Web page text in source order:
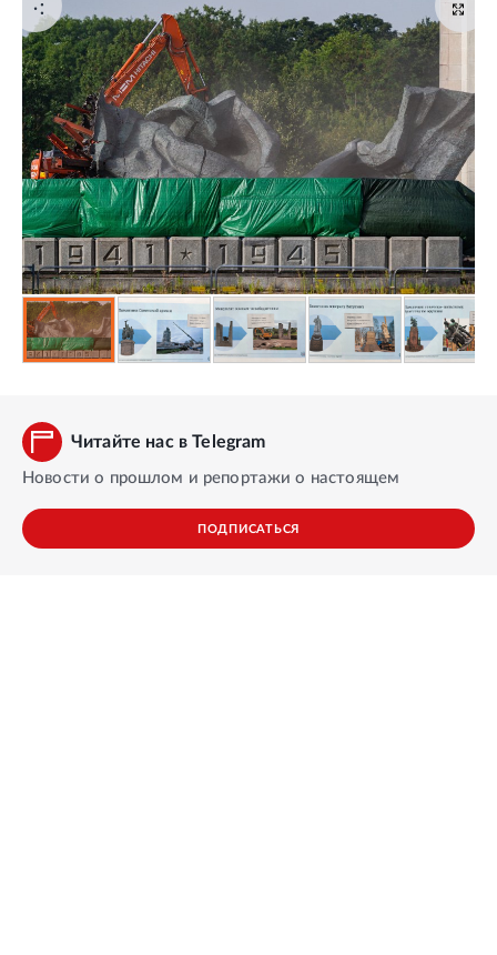
Читайте нас в Telegram
Новости о прошлом и репортажи о настоящем
ПОДПИСАТЬСЯ